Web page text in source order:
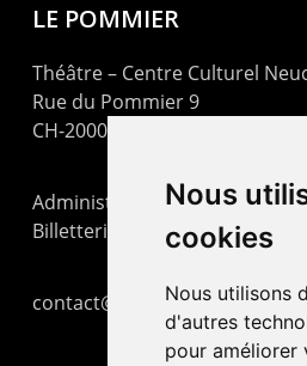
Nous
cookies
Nous utilisons
d'autres
pour améliorer
LE POMMIER
Théâtre – Centre Culturel
Rue du Pommier 9
CH-2000 Neuchâtel
Administration : +41 32 725 03
Billetterie : +41 32 725 05 05
contact@lepommier.ch